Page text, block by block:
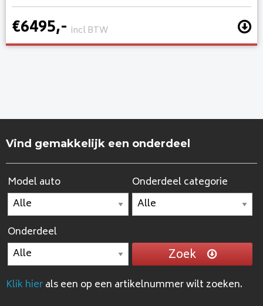
€6495,- incl BTW
Vind gemakkelijk een onderdeel
Model auto Onderdeel categorie
Onderdeel
Zoek
Klik hierals een op een artikelnummer wilt zoeken.